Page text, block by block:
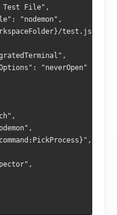
File",
"nodemon",
test.js",
"neverOpen"